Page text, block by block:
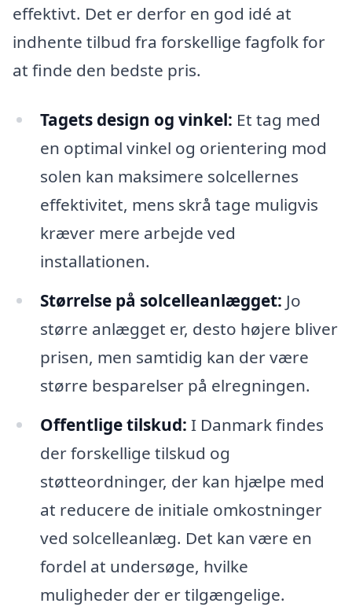
effektivt. Det er derfor en god idé at
indhente tilbud fra forskellige fagfolk for
at finde den bedste pris.
Tagets design og vinkel: Et tag med
en optimal vinkel og orientering mod
solen kan maksimere solcellernes
effektivitet, mens skrå tage muligvis
kræver mere arbejde ved
installationen.
Størrelse på solcelleanlægget: Jo
større anlægget er, desto højere bliver
prisen, men samtidig kan der være
større besparelser på elregningen.
Offentlige tilskud: I Danmark findes
der forskellige tilskud og
støtteordninger, der kan hjælpe med
at reducere de initiale omkostninger
ved solcelleanlæg. Det kan være en
fordel at undersøge, hvilke
muligheder der er tilgængelige.